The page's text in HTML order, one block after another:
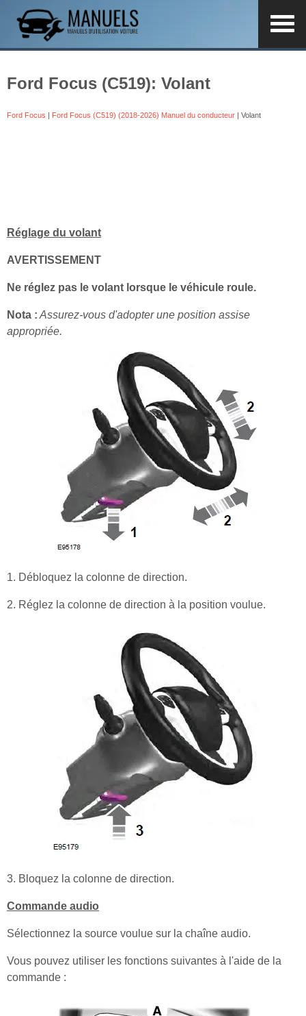
Ford Focus (C519): Volant
Ford Focus | Ford Focus (C519) (2018-2026) Manuel du conducteur | Volant
Réglage du volant
AVERTISSEMENT
Ne réglez pas le volant lorsque le véhicule roule.
Nota : Assurez-vous d'adopter une position assise
appropriée.
1. Débloquez la colonne de direction.
2. Réglez la colonne de direction à la position voulue.
3. Bloquez la colonne de direction.
Commande audio
Sélectionnez la source voulue sur la chaîne audio.
Vous pouvez utiliser les fonctions suivantes à l'aide de la
commande :